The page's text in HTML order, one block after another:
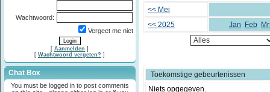
Wachtwoord:
Vergeet me niet
[ Aanmelden ]
[ Wachtwoord vergeten? ]
Chat Box
You must be logged in to post comments
<< Mei
<< 2025
Jan Feb
Toekomstige gebeurtenissen
Niets opgegeven.